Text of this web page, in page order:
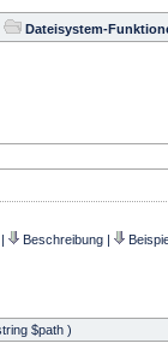
Dateisystem-
| Beschreibung |
$path )